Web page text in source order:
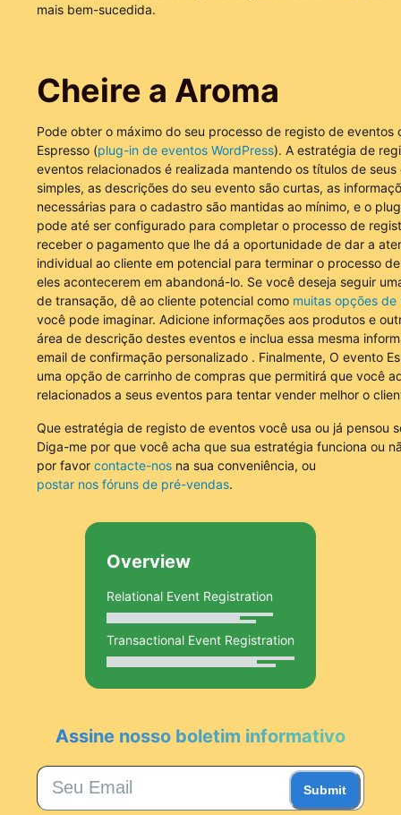
mais bem-sucedida.
Cheire a Aroma
Pode obter o máximo do seu processo de registo de eventos
Espresso (plug-in de eventos WordPress). A estratégia de
eventos relacionados é realizada mantendo os títulos de seus
simples, as descrições do seu evento são curtas, as
necessárias para o cadastro são mantidas ao mínimo, e o
pode até ser configurado para completar o processo de
receber o pagamento que lhe dá a oportunidade de dar a
individual ao cliente em potencial para terminar o processo
eles acontecerem em abandoná-lo. Se você deseja seguir
de transação, dê ao cliente potencial como muitas opções de
você pode imaginar. Adicione informações aos produtos e
área de descrição destes eventos e inclua essa mesma
email de confirmação personalizado . Finalmente, O evento
uma opção de carrinho de compras que permitirá que você
relacionados a seus eventos para tentar vender melhor o
Que estratégia de registo de eventos você usa ou já pensou
Diga-me por que você acha que sua estratégia funciona ou
por favor contacte-nosna sua conveniência, ou
postar nos fóruns de pré-vendas.
Overview
Relational Event Registration
Transactional Event Registration
Assine nosso boletim informativo
Submit